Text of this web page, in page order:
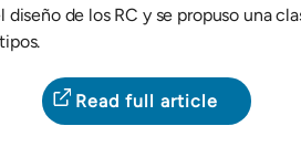
diseño de los RC y se propuso una
Read full article